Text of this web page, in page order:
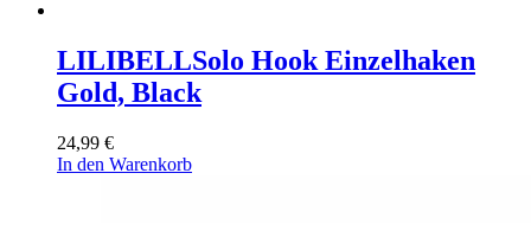
LILIBELLSolo Hook Einzelhaken
Gold, Black
24,99 €
In den Warenkorb